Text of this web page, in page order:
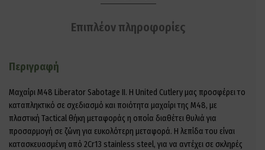
Επιπλέον πληροφορίες
Περιγραφή
Μαχαίρι M48 Liberator Sabotage II. Η United Cutlery μας προσφέρει το
καταπληκτικό σε σχεδιασμό και ποιότητα μαχαίρι της Μ48, με
πλαστική Tactical θήκη μεταφοράς η οποία διαθέτει θυλιά για
προσαρμογή σε ζώνη για ευκολότερη μεταφορά. Η λεπίδα του είναι
κατασκευασμένη από 2Cr13 stainless steel, για να αντέχει σε σκληρές